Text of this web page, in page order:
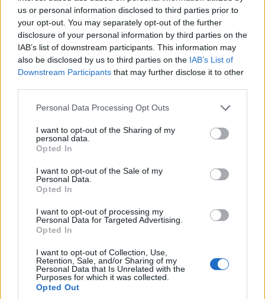
us or personal information disclosed to third parties prior to
your opt-out. You may separately opt-out of the further
disclosure of your personal information by third parties on the
IAB’s list of downstream participants. This information may
also be disclosed by us to third parties on the IAB’s List of
Downstream Participants that may further disclose it to other
Please note that this website/app uses one or more Google
not limited to your visit or usage behaviour. You may click to
grant or deny consent to Google and its third-party tags to
use your data for below specified purposes in below Google
consent section.
Personal Data Processing Opt Outs
I want to opt-out of the Sharing of my
personal data.
Opted In
I want to opt-out of the Sale of my
Personal Data.
Opted In
I want to opt-out of processing my
Personal Data for Targeted Advertising.
Opted In
I want to opt-out of Collection, Use,
Retention, Sale, and/or Sharing of my
Personal Data that Is Unrelated with the
Purposes for which it was collected.
Opted Out